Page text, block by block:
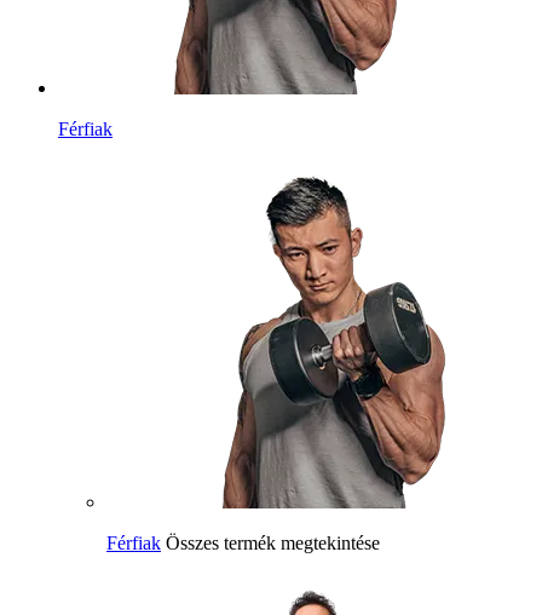
Férfiak
Férfiak Összes termék megtekintése